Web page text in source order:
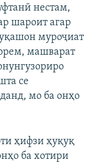
нестам,
шароит агар
муроҷиат
машварат
се
мо ба онҳо
ҳифзи ҳуқуқ
ба хотири